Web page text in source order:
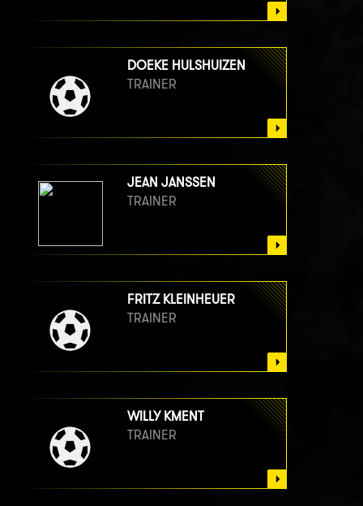
DOEKE HULSHUIZEN
TRAINER
JEAN JANSSEN
TRAINER
FRITZ KLEINHEUER
TRAINER
WILLY KMENT
TRAINER